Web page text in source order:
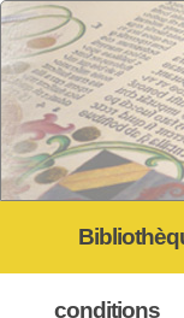
conditions